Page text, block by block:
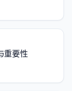
重要性